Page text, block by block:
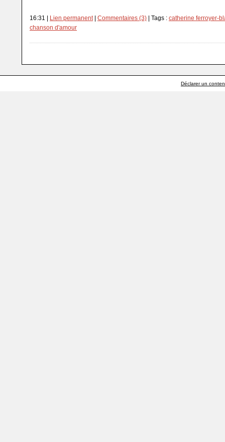
16:31 | Lien permanent| Commentaires (3) | Tags : catherine ferroyer-
chanson d'amour
Déclarer un